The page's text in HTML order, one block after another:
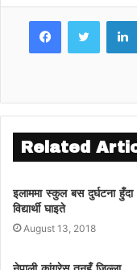
स्वास्थ्य सेवा
भित्र पस्ने र अर्को
Related
इलाममा स्कुल बस दुर्घटना
विद्यार्थी घाइते
August 13, 2018